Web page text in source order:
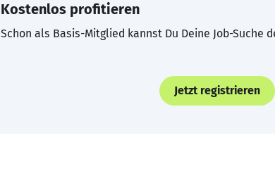
Kostenlos profitieren
Schon als Basis-Mitglied kannst Du Deine Job-Suche
Jetzt registrieren